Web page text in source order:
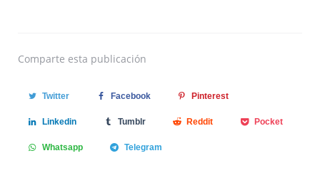
Comparte esta publicación
Twitter Facebook Pinterest
Linkedin Tumblr Reddit Pocket
Whatsapp Telegram